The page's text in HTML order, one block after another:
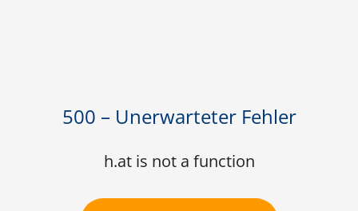
500 – Unerwarteter Fehler
h.at is not a function